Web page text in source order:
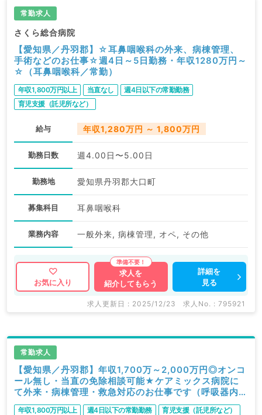
常勤求人
さくら総合病院
【愛知県／丹羽郡】☆耳鼻咽喉科の外来、病棟管理、
手術などのお仕事☆週4日～5日勤務・年収1280万円～
☆（耳鼻咽喉科／常勤）
年収1,800万円以上 当直なし
週4日以下の常勤勤務
育児支援（託児所など）
給与 年収1,280万円 ～ 1,800万円
勤務日数 週4.00日〜5.00日
勤務地 愛知県丹羽郡大口町
募集科目 耳鼻咽喉科
業務内容 一般外来, 病棟管理, オペ, その他
お気に入り
求人を
紹介してもらう
詳細を
見る
求人更新日 : 2025/12/23 求人No. : 795921
常勤求人
【愛知県／丹羽郡】年収1,700万～2,000万円◎オンコ
ール無し・当直の免除相談可能★ケアミックス病院に
て外来・病棟管理・救急対応のお仕事です（呼吸器内科
／常勤）
年収1,800万円以上 週4日以下の常勤勤務 育児支援（託児所など）